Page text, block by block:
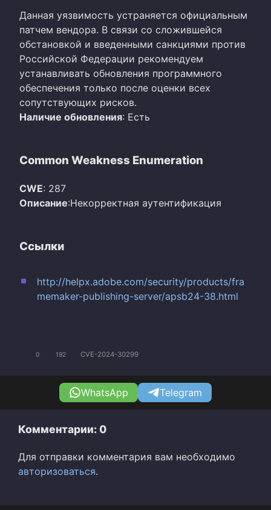
Данная уязвимость устраняется официальным
патчем вендора. В связи со сложившейся
обстановкой и введенными санкциями против
Российской Федерации рекомендуем
устанавливать обновления программного
обеспечения только после оценки всех
сопутствующих рисков.
Наличие обновления: Есть
Common Weakness Enumeration
CWE: 287
Описание:Некорректная аутентификация
Ссылки
http://helpx.adobe.com/security/products/fra
memaker-publishing-server/apsb24-38.html
0 192 CVE-2024-30299
WhatsApp Telegram
Комментарии: 0
Для отправки комментария вам необходимо
авторизоваться.